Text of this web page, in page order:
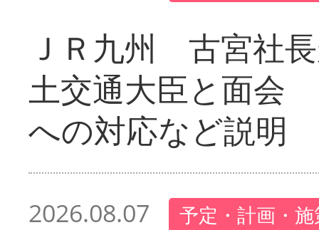
ＪＲ九州 古宮社
土交通大臣と面会
への対応など説明
2026.08.07 予定・計画・